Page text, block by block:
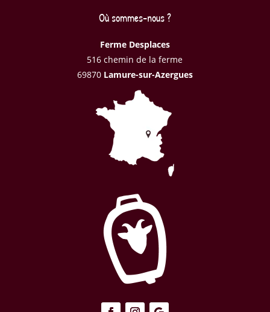
Où sommes-nous ?
Ferme Desplaces
516 chemin de la ferme
69870 Lamure-sur-Azergues